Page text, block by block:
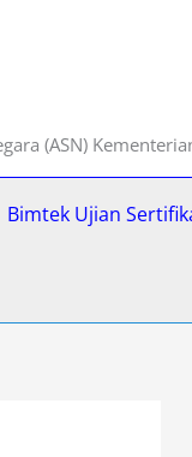
(ASN)
Bimtek Ujian